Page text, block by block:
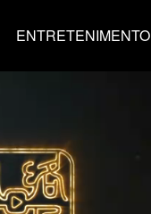
ENTRETENIMENTO